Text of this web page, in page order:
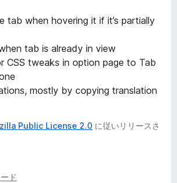
tab when hovering it if it’s partially
tab is already in view
CSS tweaks in option page to Tab
mostly by copying translation
Public License 2.0 に従いリリースさ
ド